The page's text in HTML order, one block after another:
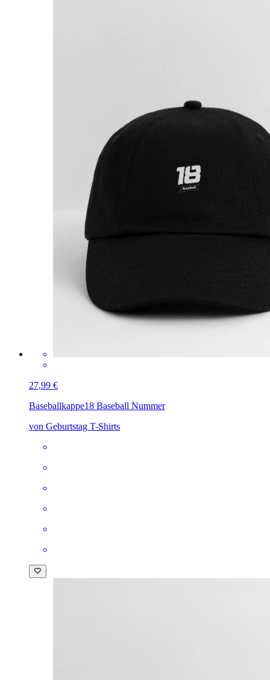
27,99 €
Baseballkappe18 Baseball Nummer
von Geburtstag T-Shirts